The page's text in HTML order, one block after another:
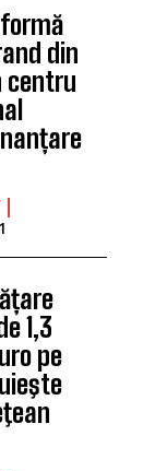
din
centru
1,3
pe